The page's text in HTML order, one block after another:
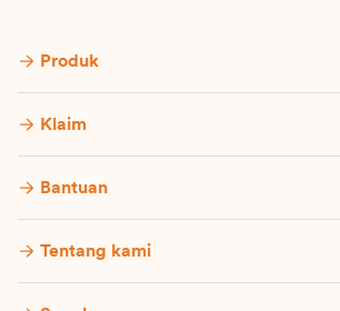
Produk
Klaim
Bantuan
Tentang kami